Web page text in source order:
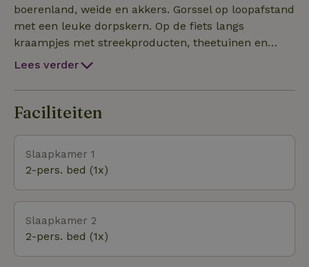
boerenland, weide en akkers. Gorssel op loopafstand
met een leuke dorpskern. Op de fiets langs
kraampjes met streekproducten, theetuinen en
authentieke dorpjes. Reeën, buizerds, weide-en
het loopt en vliegt hier zomaar rond in alle vrijheid.
Museum more in Gorssel en de steden Deventer en
niet maken. Privé tuin met vijver, rododendrons en bos.
Lees verder
Faciliteiten
Slaapkamer 1
2-pers. bed (1x)
Slaapkamer 2
2-pers. bed (1x)